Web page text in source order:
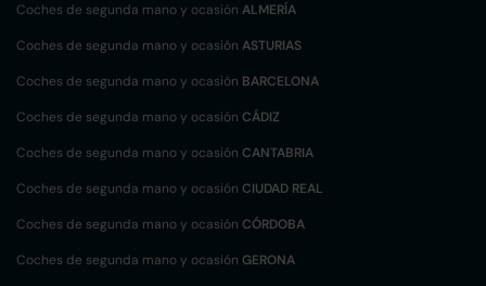
Coches de segunda mano y ocasión ALMERÍA
Coches de segunda mano y ocasión ASTURIAS
Coches de segunda mano y ocasión BARCELONA
Coches de segunda mano y ocasión CÁDIZ
Coches de segunda mano y ocasión CANTABRIA
Coches de segunda mano y ocasión CIUDAD REAL
Coches de segunda mano y ocasión CÓRDOBA
Coches de segunda mano y ocasión GERONA